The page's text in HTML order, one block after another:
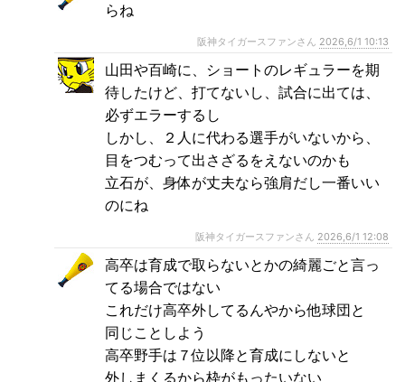
らね
阪神タイガースファンさん 2026,6/1 10:13
山田や百崎に、ショートのレギュラーを期
待したけど、打てないし、試合に出ては、
必ずエラーするし
しかし、２人に代わる選手がいないから、
目をつむって出さざるをえないのかも
立石が、身体が丈夫なら強肩だし一番いい
のにね
阪神タイガースファンさん 2026,6/1 12:08
高卒は育成で取らないとかの綺麗ごと言っ
てる場合ではない
これだけ高卒外してるんやから他球団と
同じことしよう
高卒野手は７位以降と育成にしないと
外しまくるから枠がもったいない